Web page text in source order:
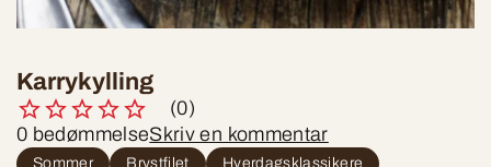
Karrykylling
(0)
0 bedømmelseSkriv en kommentar
Sommer Brystfilet
Hverdagsklassikere